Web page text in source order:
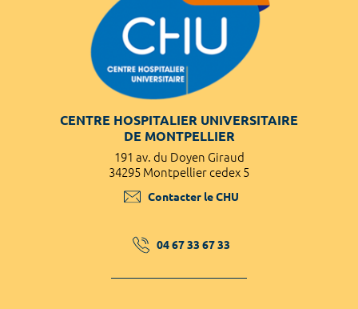
CENTRE HOSPITALIER UNIVERSITAIRE
DE MONTPELLIER
191 av. du Doyen Giraud
34295 Montpellier cedex 5
Contacter le CHU
04 67 33 67 33